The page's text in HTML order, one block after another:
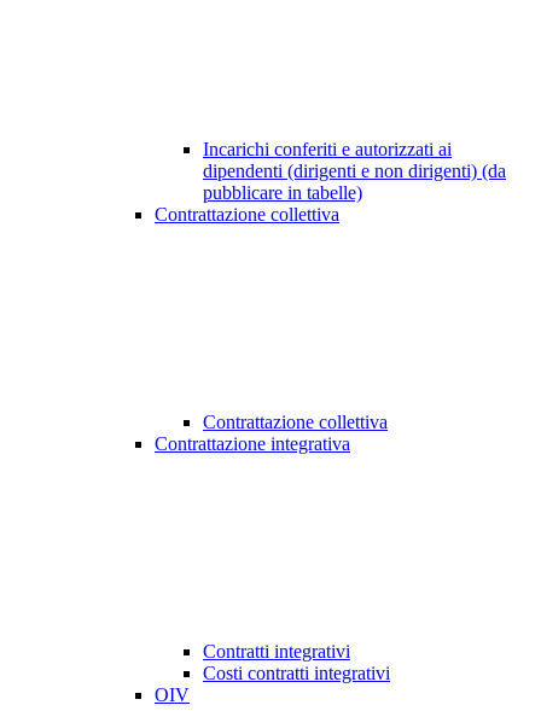
Incarichi conferiti e autorizzati ai
dipendenti (dirigenti e non dirigenti) (da
pubblicare in tabelle)
Contrattazione collettiva
Contrattazione collettiva
Contrattazione integrativa
Contratti integrativi
Costi contratti integrativi
OIV